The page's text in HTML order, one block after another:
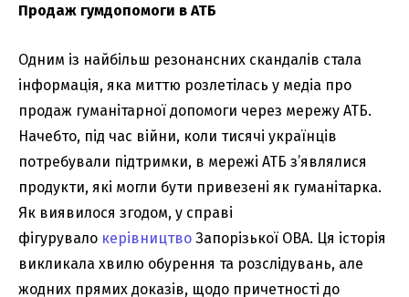
Продаж гумдопомоги в АТБ
Одним із найбільш резонансних скандалів стала
інформація, яка миттю розлетілась у медіа про
продаж гуманітарної допомоги через мережу АТБ.
Начебто, під час війни, коли тисячі українців
потребували підтримки, в мережі АТБ з’являлися
продукти, які могли бути привезені як гуманітарка.
Як виявилося згодом, у справі
фігурувало керівництво Запорізької ОВА. Ця історія
викликала хвилю обурення та розслідувань, але
жодних прямих доказів, щодо причетності до